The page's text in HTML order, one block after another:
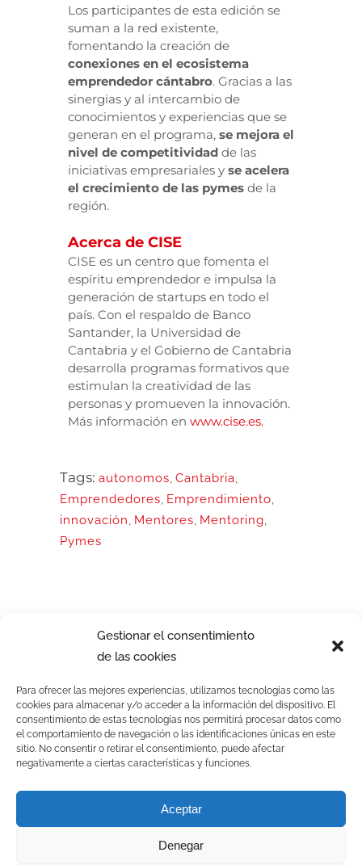
Gestionar el consentimiento
de las cookies
Para ofrecer las mejores experiencias, utilizamos tecnologías como las
cookies para almacenar y/o acceder a la información del dispositivo. El
consentimiento de estas tecnologías nos permitirá procesar datos como
el comportamiento de navegación o las identificaciones únicas en este
sitio. No consentir o retirar el consentimiento, puede afectar
negativamente a ciertas características y funciones.
Aceptar
Denegar
Los participantes de esta edición se
suman a la red existente,
fomentando la creación de
conexiones en el ecosistema
emprendedor cántabro. Gracias a las
sinergias y al intercambio de
conocimientos y experiencias que se
generan en el programa, se mejora el
nivel de competitividad de las
iniciativas empresariales y se acelera
el crecimiento de las pymes de la
región.
Acerca de CISE
CISE es un centro que fomenta el
espíritu emprendedor e impulsa la
generación de startups en todo el
país. Con el respaldo de Banco
Santander, la Universidad de
Cantabria y el Gobierno de Cantabria
desarrolla programas formativos que
estimulan la creatividad de las
personas y promueven la innovación.
Más información en www.cise.es.
Tags: autonomos, Cantabria,
Emprendedores, Emprendimiento,
innovación, Mentores, Mentoring,
Pymes